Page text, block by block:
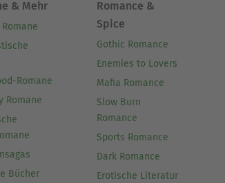
& Mehr
Romane
Romane
Bücher
Romance &
Spice
Gothic Romance
Enemies to Lovers
Mafia Romance
Slow Burn
Romance
Sports Romance
Dark Romance
Erotische Literatur